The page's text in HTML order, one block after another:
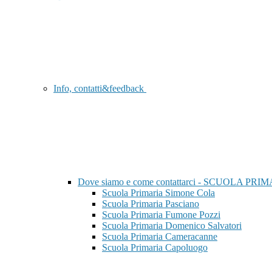
Info, contatti&feedback
Dove siamo e come contattarci - SCUOLA
Scuola Primaria Simone Cola
Scuola Primaria Pasciano
Scuola Primaria Fumone Pozzi
Scuola Primaria Domenico Salvatori
Scuola Primaria Cameracanne
Scuola Primaria Capoluogo